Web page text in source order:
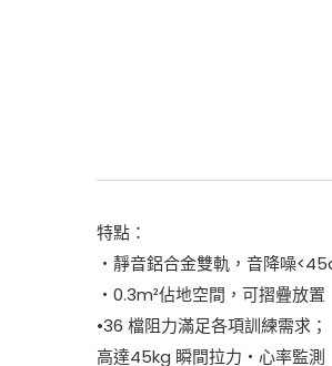
特點：
‧靜音鋁合金雙軌，音降噪
‧0.3m²佔地空間，可摺疊放置
•36 檔阻力滿足各項訓練需求；
高達45kg 瞬間拉力‧心率監測